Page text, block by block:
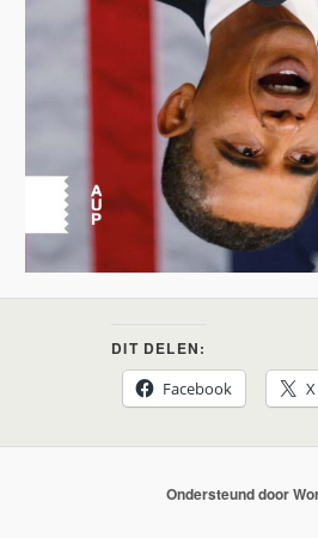
DIT DELEN:
Facebook
X
Ondersteund door